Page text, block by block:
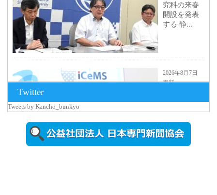
究科の来春
開設を発表
する 静...
2026年8月7日
更新
iCeMS等を
視察した松
本文部科学
大...
Twitter
Tweets by Kancho_bunkyo